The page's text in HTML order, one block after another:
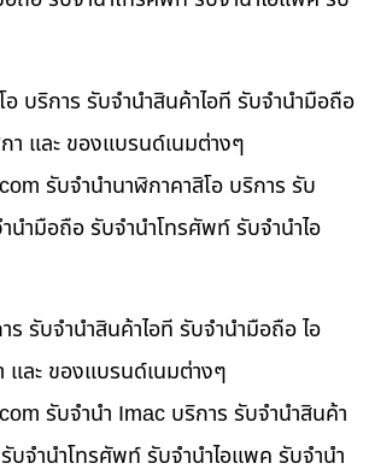
อ บริการ รับจำนำสินค้าไอที รับจำนำมือถือ
า และ ของแบรนด์เนมต่างๆ
รับจำนำนาฬิกาคาสิโอ บริการ รับ
นำมือถือ รับจำนำโทรศัพท์ รับจำนำไอ
รับจำนำสินค้าไอที รับจำนำมือถือ ไอ
และ ของแบรนด์เนมต่างๆ
รับจำนำ Imac บริการ รับจำนำสินค้า
บจำนำโทรศัพท์ รับจำนำไอแพค รับจำนำ